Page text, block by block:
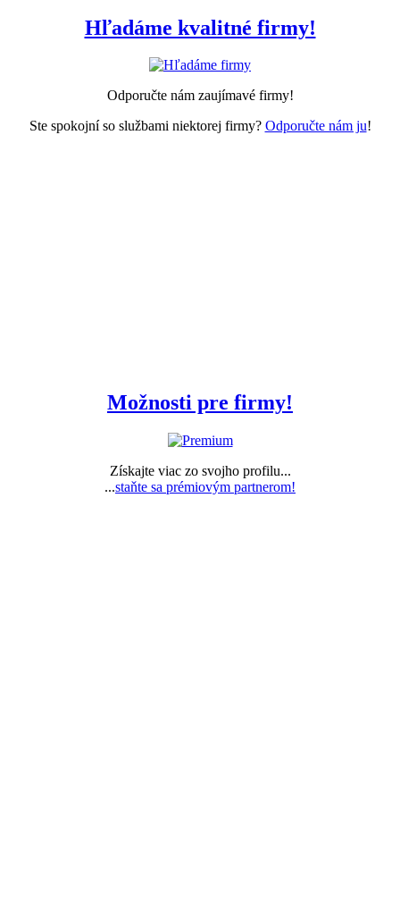
Hľadáme kvalitné firmy!
Odporučte nám zaujímavé firmy!
Ste spokojní so službami niektorej firmy? Odporučte nám ju!
Možnosti pre firmy!
Získajte viac zo svojho profilu...
...staňte sa prémiovým partnerom!